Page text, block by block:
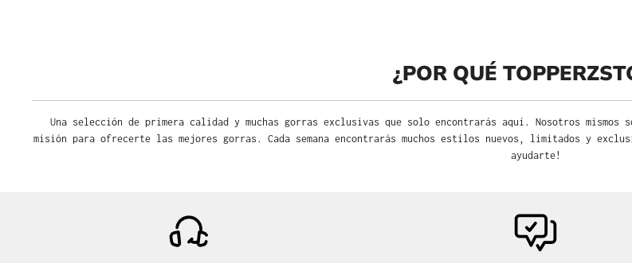
¿POR QUÉ
Una selección de primera calidad y muchas gorras exclusivas que solo encontrarás aquí. Nosotros mismos
misión para ofrecerte las mejores gorras. Cada semana encontrarás muchos estilos nuevos, limitados y
ayudarte!